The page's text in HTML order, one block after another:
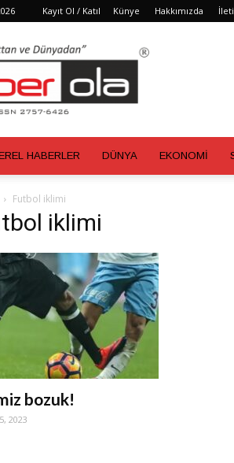
Kayıt Ol / Katıl Künye Hakkımızda
HABERLER DÜNYA EKONOMİ
Futbol iklimi
iklimi
bozuk!
2023